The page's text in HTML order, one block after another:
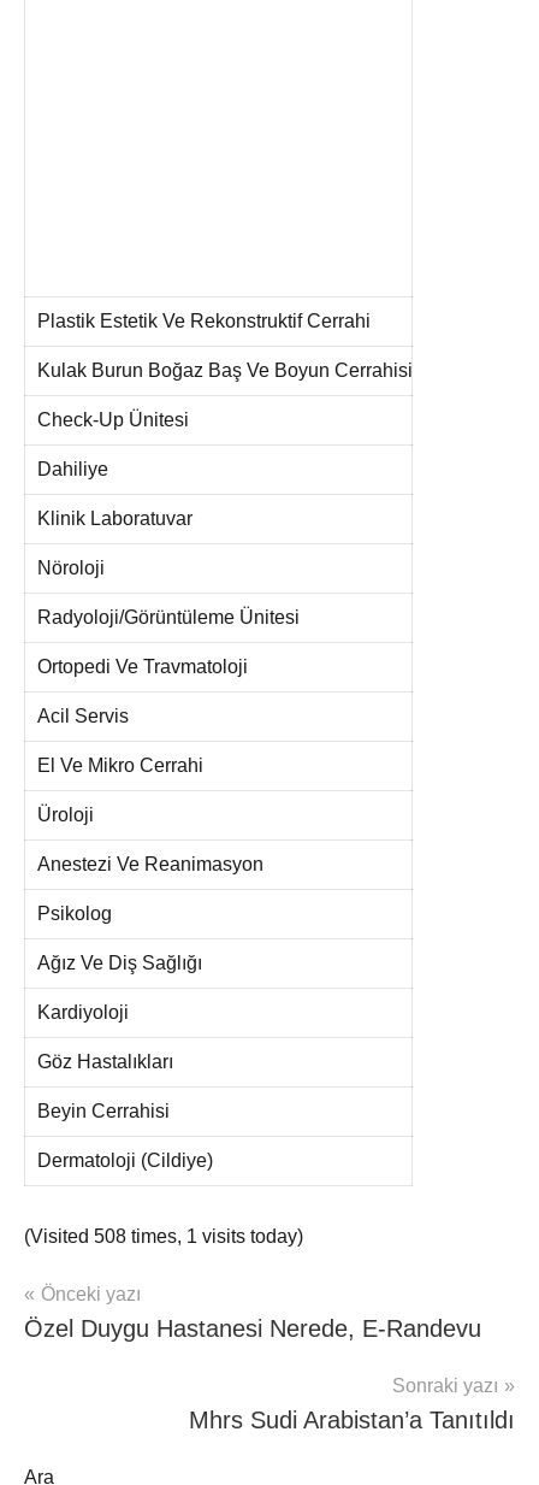
Plastik Estetik Ve Rekonstruktif Cerrahi
Kulak Burun Boğaz Baş Ve Boyun Cerrahisi
Check-Up Ünitesi
Dahiliye
Klinik Laboratuvar
Nöroloji
Radyoloji/Görüntüleme Ünitesi
Ortopedi Ve Travmatoloji
Acil Servis
El Ve Mikro Cerrahi
Üroloji
Anestezi Ve Reanimasyon
Psikolog
Ağız Ve Diş Sağlığı
Kardiyoloji
Göz Hastalıkları
Beyin Cerrahisi
Dermatoloji (Cildiye)
(Visited 508 times, 1 visits today)
ÖZEL
HASTANELER
Yazı
gezinmesi
Önceki yazı
Özel Duygu Hastanesi Nerede, E-Randevu
Sonraki yazı
Mhrs Sudi Arabistan’a Tanıtıldı
Ara